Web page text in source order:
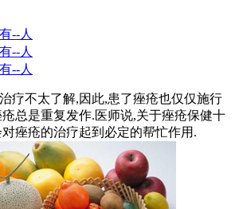
--人
--人
--人
疗不太了解,因此,患了痤疮也仅仅施行
总是重复发作.医师说,关于痤疮保健十
痤疮的治疗起到必定的帮忙作用.